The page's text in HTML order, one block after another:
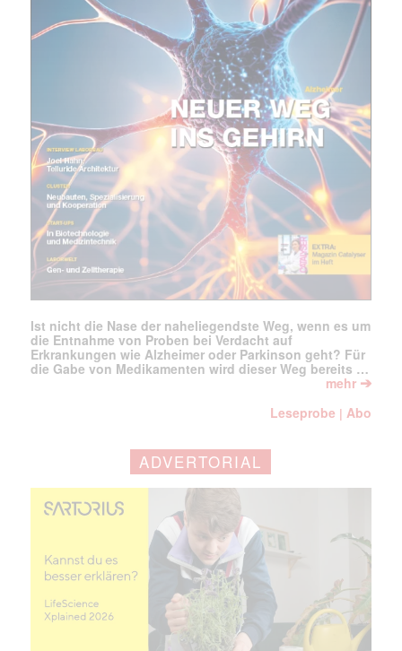
Mit dem |transkript-Newsletter
jede Woche aktuell informiert.
Mail
(erforderlich)
Ist nicht die Nase der naheliegendste Weg, wenn es um
die Entnahme von Proben bei Verdacht auf
Erkrankungen wie Alzheimer oder Parkinson geht? Für
die Gabe von Medikamenten wird dieser Weg bereits …
mehr ➔
Leseprobe |Abo
ADVERTORIAL